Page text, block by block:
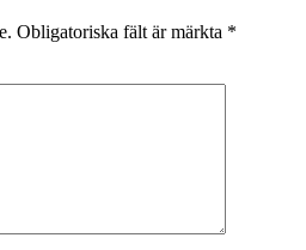
Obligatoriska fält är märkta *